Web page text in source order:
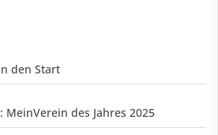
den Start
des Jahres 2025